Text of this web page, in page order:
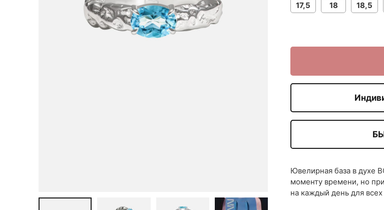
17,5 18 18,5
Ювелирная база в духе
моменту времени, но
на каждый день для